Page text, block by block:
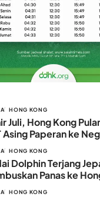
HONG KONG
Juli, Hong Kong
Asing Paperan ke
HONG KONG
Dolphin Terjang
Panas ke
HONG KONG